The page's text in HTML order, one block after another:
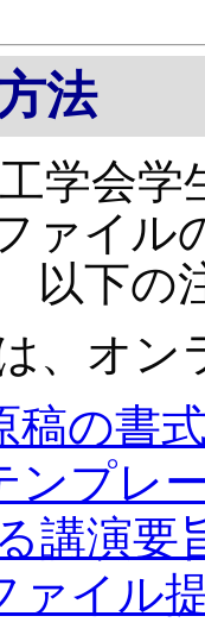
法
学会
ァイル
以下の
、オン
稿の書
ンプレ
講演要
ァイル